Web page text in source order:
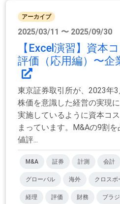
アーカイブ
2025/03/11 〜 2025/09/30
【Excel演習】資本
評価（応用編）〜企
東京証券取引所が、2023年
株価を意識した経営の実現
実施しているように資本コ
まっています。M&Aの9割
値評...
M&A 証券 計測 会計
グローバル 海外 クロスボ
経理 評価 財務 ブラ